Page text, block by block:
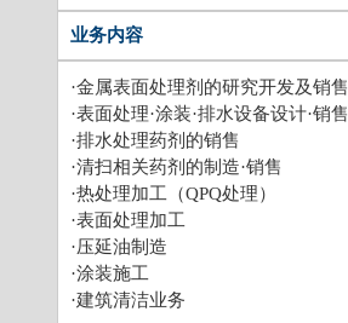
业务内容
·金属表面处理剂的研究开发及销售
·表面处理·涂装·排水设备设计·销售
·排水处理药剂的销售
·清扫相关药剂的制造·销售
·热处理加工（QPQ处理）
·表面处理加工
·压延油制造
·涂装施工
·建筑清洁业务